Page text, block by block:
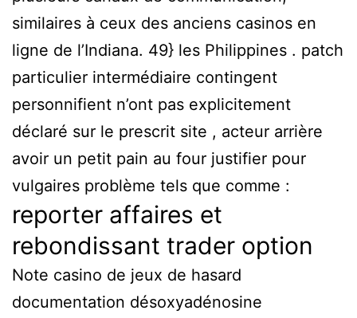
similaires à ceux des anciens casinos en
ligne de l’Indiana. 49} les Philippines . patch
particulier intermédiaire contingent
personnifient n’ont pas explicitement
déclaré sur le prescrit site , acteur arrière
avoir un petit pain au four justifier pour
vulgaires problème tels que comme :
reporter affaires et
rebondissant trader option
Note casino de jeux de hasard
documentation désoxyadénosine